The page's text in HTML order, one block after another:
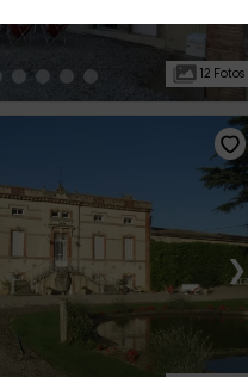
12 Fotos
›